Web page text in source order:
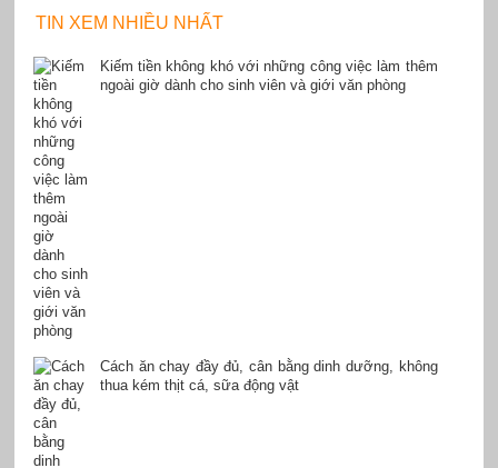
TIN XEM NHIỀU NHẤT
Kiếm tiền không khó với những công việc làm thêm
ngoài giờ dành cho sinh viên và giới văn phòng
Cách ăn chay đầy đủ, cân bằng dinh dưỡng, không
thua kém thịt cá, sữa động vật